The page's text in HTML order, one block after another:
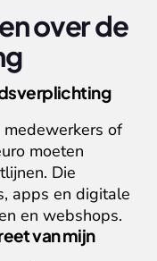
over de
of
moeten
Die
apps en digitale
en webshops.
van mijn